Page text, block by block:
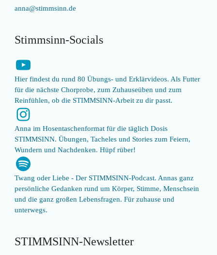
anna@stimmsinn.de
Stimmsinn-Socials
YouTube
Hier findest du rund 80 Übungs- und Erklärvideos. Als Futter
für die nächste Chorprobe, zum Zuhauseüben und zum
Reinfühlen, ob die STIMMSINN-Arbeit zu dir passt.
Instagram
Anna im Hosentaschenformat für die täglich Dosis
STIMMSINN. Übungen, Tacheles und Stories zum Feiern,
Wundern und Nachdenken. Hüpf rüber!
Spotify
Twang oder Liebe - Der STIMMSINN-Podcast. Annas ganz
persönliche Gedanken rund um Körper, Stimme, Menschsein
und die ganz großen Lebensfragen. Für zuhause und
unterwegs.
STIMMSINN-Newsletter